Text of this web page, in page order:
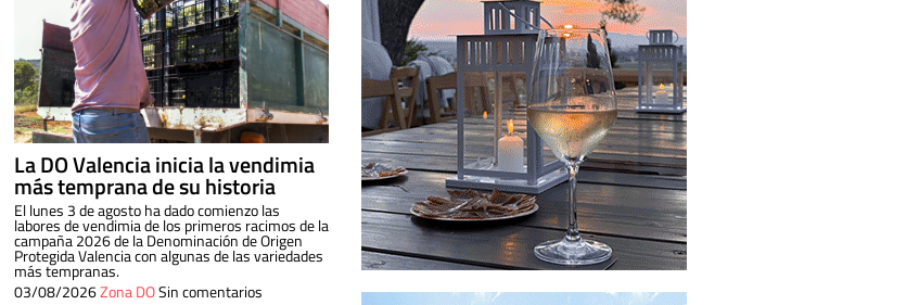
La DO Valencia inicia la vendimia
más temprana de su historia
El lunes 3 de agosto ha dado comienzo las
labores de vendimia de los primeros racimos de la
campaña 2026 de la Denominación de Origen
Protegida Valencia con algunas de las variedades
más tempranas.
03/08/2026Zona DOSin comentarios